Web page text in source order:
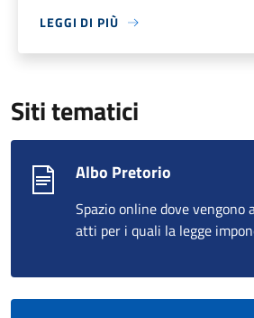
LEGGI DI PIÙ
Siti tematici
Albo Pretorio
Spazio online dove
atti per i quali la legge